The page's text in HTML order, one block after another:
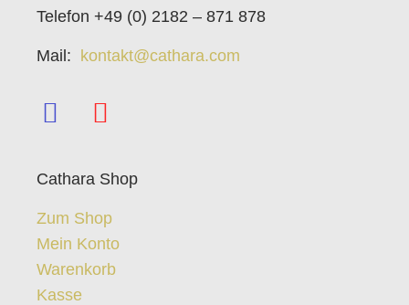
Telefon +49 (0) 2182 – 871 878
Mail: kontakt@cathara.com
Cathara Shop
Zum Shop
Mein Konto
Warenkorb
Kasse